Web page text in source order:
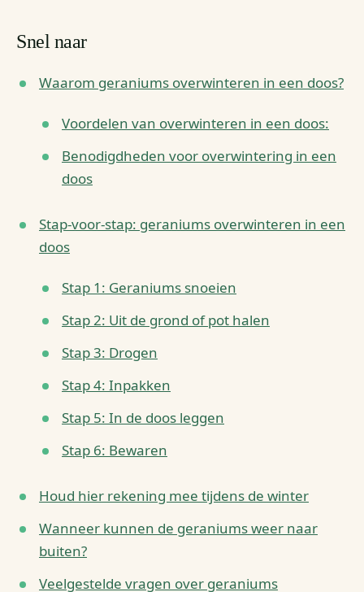
Snel naar
Waarom geraniums overwinteren in een doos?
Voordelen van overwinteren in een doos:
Benodigdheden voor overwintering in een
doos
Stap-voor-stap: geraniums overwinteren in een
doos
Stap 1: Geraniums snoeien
Stap 2: Uit de grond of pot halen
Stap 3: Drogen
Stap 4: Inpakken
Stap 5: In de doos leggen
Stap 6: Bewaren
Houd hier rekening mee tijdens de winter
Wanneer kunnen de geraniums weer naar
buiten?
Veelgestelde vragen over geraniums